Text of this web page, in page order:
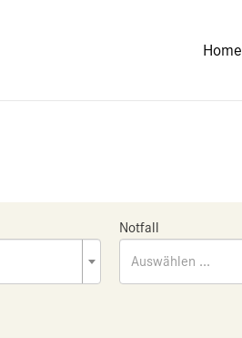
Home
Notfall
Auswählen ...